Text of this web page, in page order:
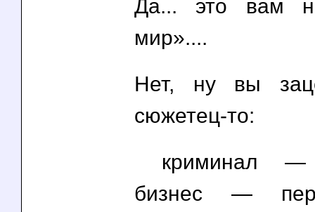
Да... это вам
мир»....
Нет, ну вы
сюжетец-то:
криминал
бизнес —